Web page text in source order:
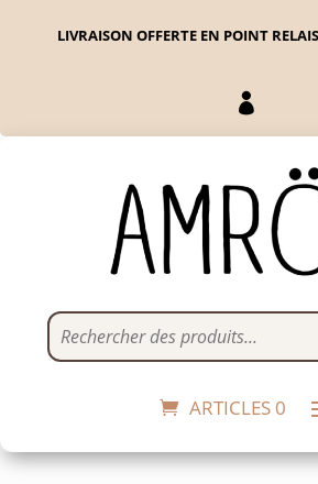
LIVRAISON OFFERTE EN POINT

ARTICLES 0